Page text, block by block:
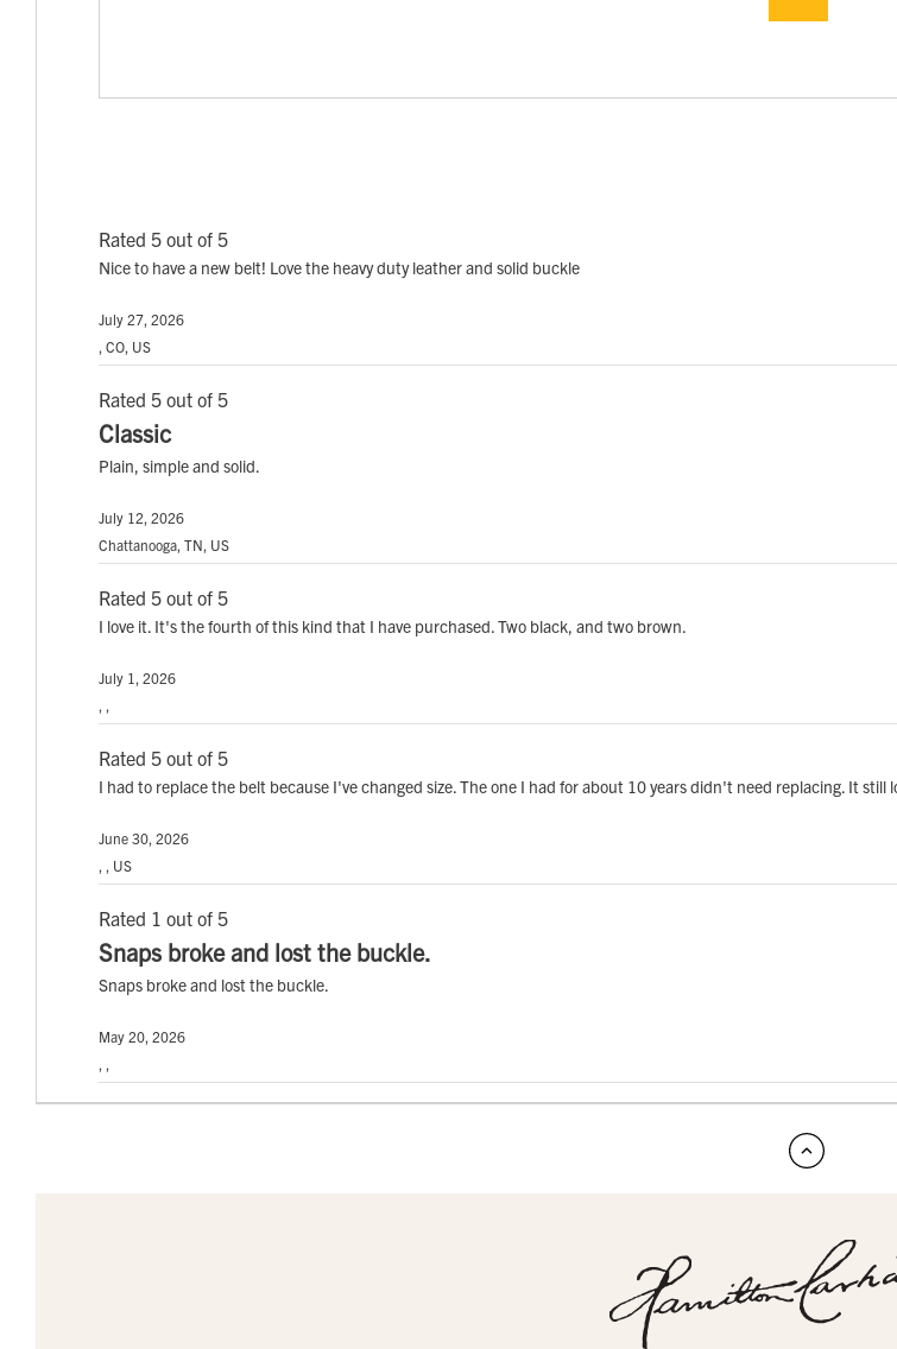
Rated 5 out of 5
Nice to have a new belt! Love the heavy duty leather and solid buckle
July 27, 2026
, CO, US
Rated 5 out of 5
Classic
Plain, simple and solid.
July 12, 2026
Chattanooga, TN, US
Rated 5 out of 5
I love it. It's the fourth of this kind that I have purchased. Two black, and two brown.
July 1, 2026
Rated 5 out of 5
I had to replace the belt because I've changed size. The one I had for about 10 years didn't need replacing. It still
June 30, 2026
, , US
Rated 1 out of 5
Snaps broke and lost the buckle.
Snaps broke and lost the buckle.
May 20, 2026